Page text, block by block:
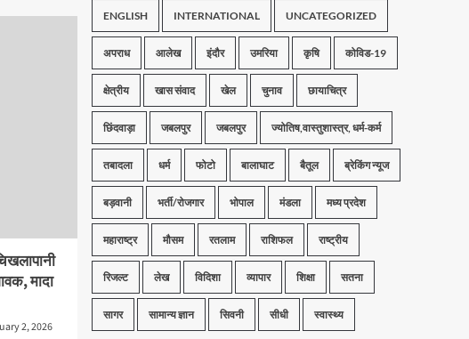
मादा
2, 2026
ENGLISH INTERNATIONAL UNCATEGORIZED
अपराध आलेख इंदौर उमरिया कृषि कोविड-19
क्षेत्रीय खास संवाद खेल चुनाव छायाचित्र
छिंदवाड़ा जबलपुर जबलपुर ज्योतिष,वास्तुशास्त्र, धर्म-कर्म
तबादला धर्म फोटो बालाघाट बैतूल ब्रेकिंग न्यूज
बड़वानी भर्ती/रोजगार भोपाल मंडला मध्य प्रदेश
महाराष्ट्र मौसम रतलाम राशिफल राष्ट्रीय
रिजल्ट लेख विदिशा व्यापार शिक्षा सतना
सागर सामान्य ज्ञान सिवनी सीधी स्वास्थ्य